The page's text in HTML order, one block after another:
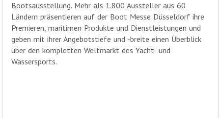
Bootsausstellung. Mehr als 1.800 Aussteller aus 60
Ländern präsentieren auf der Boot Messe Düsseldorf ihre
Premieren, maritimen Produkte und Dienstleistungen und
geben mit ihrer Angebotstiefe und -breite einen Überblick
über den kompletten Weltmarkt des Yacht- und
Wassersports.